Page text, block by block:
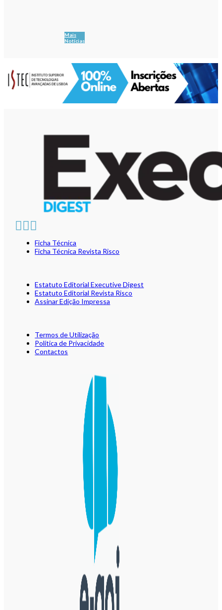
Mais
Notícias
Ficha Técnica
Ficha Técnica Revista Risco
Estatuto Editorial Executive Digest
Estatuto Editorial Revista Risco
Assinar Edição Impressa
Termos de Utilização
Política de Privacidade
Contactos